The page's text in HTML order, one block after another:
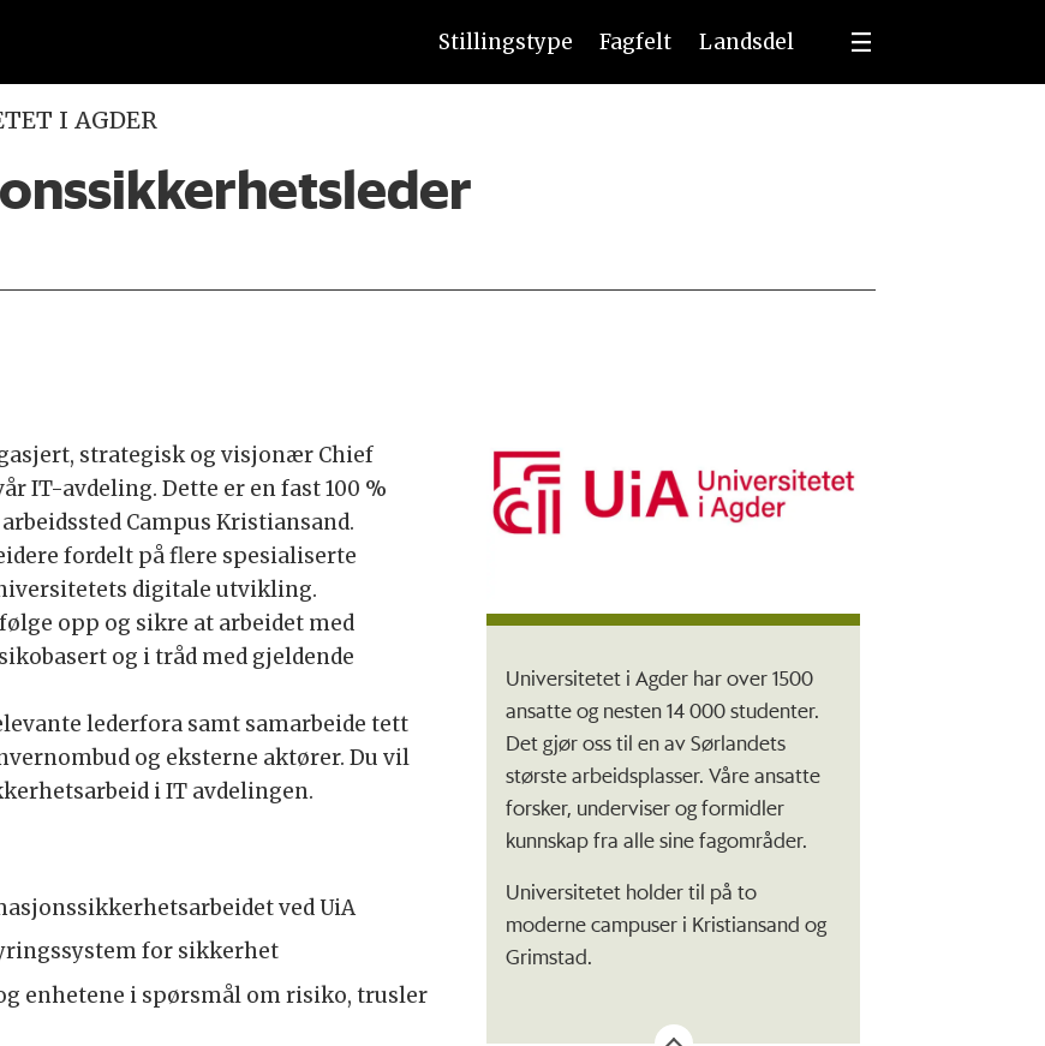
Stillingstype Fagfelt Landsdel
I AGDER
Universitetet i Agder har over 1500
ansatte og nesten 14 000 studenter.
Det gjør oss til en av Sørlandets
største arbeidsplasser. Våre ansatte
forsker, underviser og formidler
kunnskap fra alle sine fagområder.
Universitetet holder til på to
moderne campuser i Kristiansand og
Grimstad.
strategisk og visjonær Chief
IT-avdeling. Dette er en fast 100 %
Campus Kristiansand.
fordelt på flere spesialiserte
digitale utvikling.
opp og sikre at arbeidet med
og i tråd med gjeldende
lederfora samt samarbeide tett
og eksterne aktører. Du vil
i IT avdelingen.
ved UiA
for sikkerhet
enhetene i spørsmål om risiko, trusler